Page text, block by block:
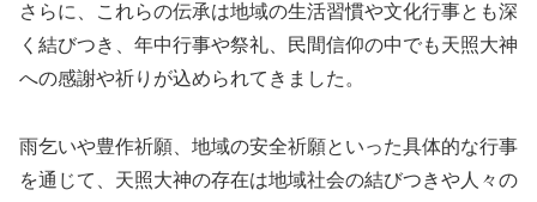
さらに、これらの伝承は地域の生活習慣や文化行事とも深
く結びつき、年中行事や祭礼、民間信仰の中でも天照大神
への感謝や祈りが込められてきました。
雨乞いや豊作祈願、地域の安全祈願といった具体的な行事
を通じて、天照大神の存在は地域社会の結びつきや人々の